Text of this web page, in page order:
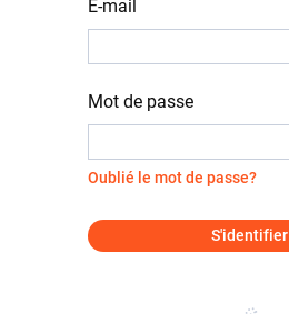
E-mail
Mot de passe
Oublié le mot de passe?
S'identifier